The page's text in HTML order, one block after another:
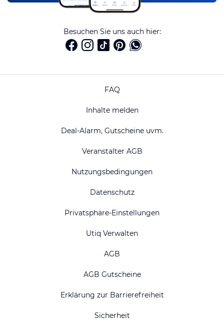
Besuchen Sie uns auch hier:
FAQ
Inhalte melden
Deal-Alarm, Gutscheine uvm.
Veranstalter AGB
Nutzungsbedingungen
Datenschutz
Privatsphäre-Einstellungen
Utiq Verwalten
AGB
AGB Gutscheine
Erklärung zur Barrierefreiheit
Sicherheit